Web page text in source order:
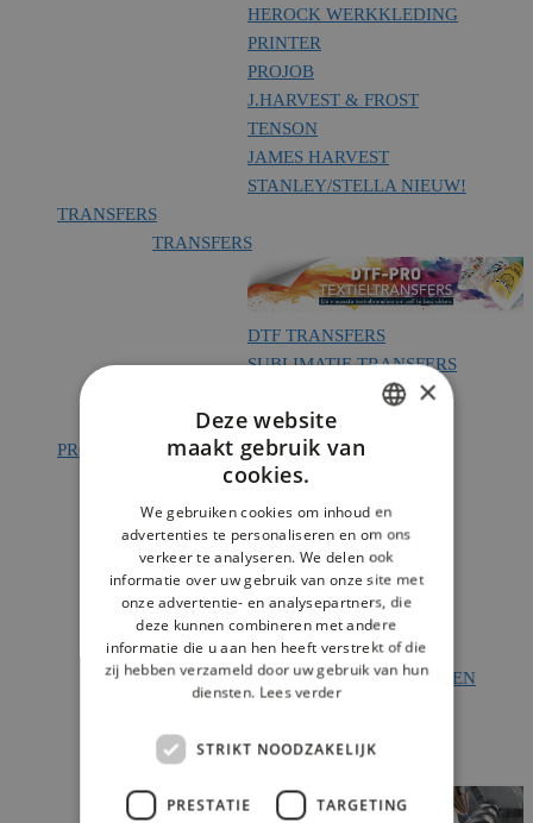
HEROCK WERKKLEDING
PRINTER
PROJOB
J.HARVEST & FROST
TENSON
JAMES HARVEST
STANLEY/STELLA NIEUW!
TRANSFERS
TRANSFERS
DTF TRANSFERS
SUBLIMATIE TRANSFERS
PROMO
DRUKWERK
DRUKWERK
RELATIEGESCHENKEN
RELATIEGESCHENKEN
CATALOGUS GESCHENKEN
LASER DESIGNS
×
Deze website
maakt gebruik van
cookies.
We gebruiken cookies om inhoud en
advertenties te personaliseren en om ons
verkeer te analyseren. We delen ook
informatie over uw gebruik van onze site met
onze advertentie- en analysepartners, die
deze kunnen combineren met andere
informatie die u aan hen heeft verstrekt of die
zij hebben verzameld door uw gebruik van hun
diensten. Lees verder
STRIKT NOODZAKELIJK
PRESTATIE TARGETING